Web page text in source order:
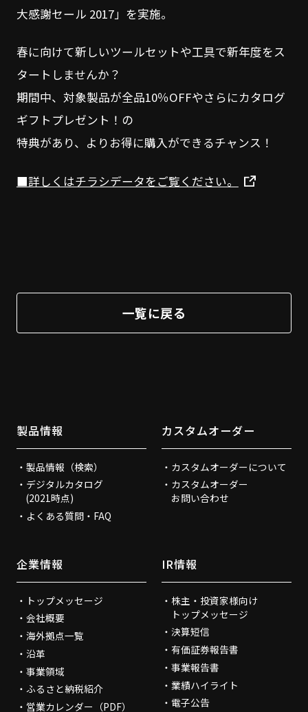
大感謝セール 2017」を実施。
春に向けて新しいツールセットや工具で新年度をス
タートしませんか？
期間中、対象製品が全品10％OFFやさらにカタログ
ギフトプレゼント！の
特典があり、よりお得に購入ができるチャンス！
■詳しくはチラシデータをご覧ください。
一覧に戻る
製品情報
製品情報（検索）
デジタルカタログ
(2021時点)
よくある質問・FAQ
カスタムオーダー
カスタムオーダーについて
カスタムオーダー
お問い合わせ
企業情報
トップメッセージ
会社概要
海外拠点一覧
沿革
事業領域
ふるさと納税紹介
営業カレンダー（PDF）
IR情報
株主・投資家様向け
トップメッセージ
決算短信
有価証券報告書
事業報告書
業績ハイライト
電子公告